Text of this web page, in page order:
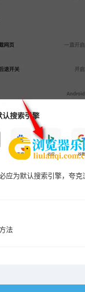
应为默认搜索引擎，夸
法